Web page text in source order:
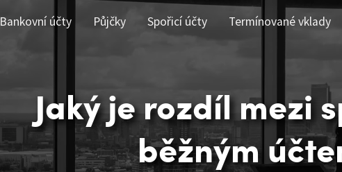
Bankovní účty Půjčky Spořicí účty Termínované vklady
Jaký je rozdíl mezi
běžným